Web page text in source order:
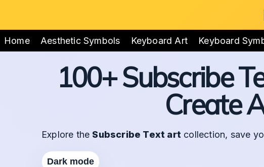
Home Aesthetic Symbols Keyboard Art Keyboard
100+ Subscribe
Create
Explore the Subscribe Text art collection, save
Dark mode